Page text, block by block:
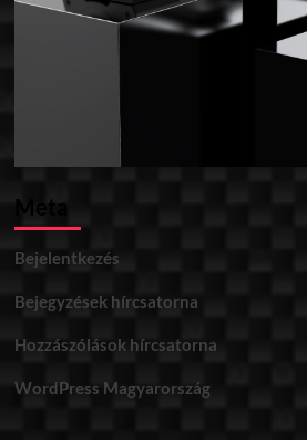
Meta
Bejelentkezés
Bejegyzések hírcsatorna
Hozzászólások hírcsatorna
WordPress Magyarország